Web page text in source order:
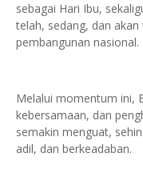
sebagai Hari Ibu,
telah, sedang, dan
pembangunan nasional.
Melalui momentum ini,
kebersamaan, dan
semakin menguat,
adil, dan berkeadaban.